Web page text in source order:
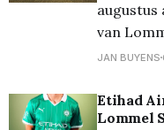
augustus
van
op het
JAN BUYENS
Etihad
Lommel